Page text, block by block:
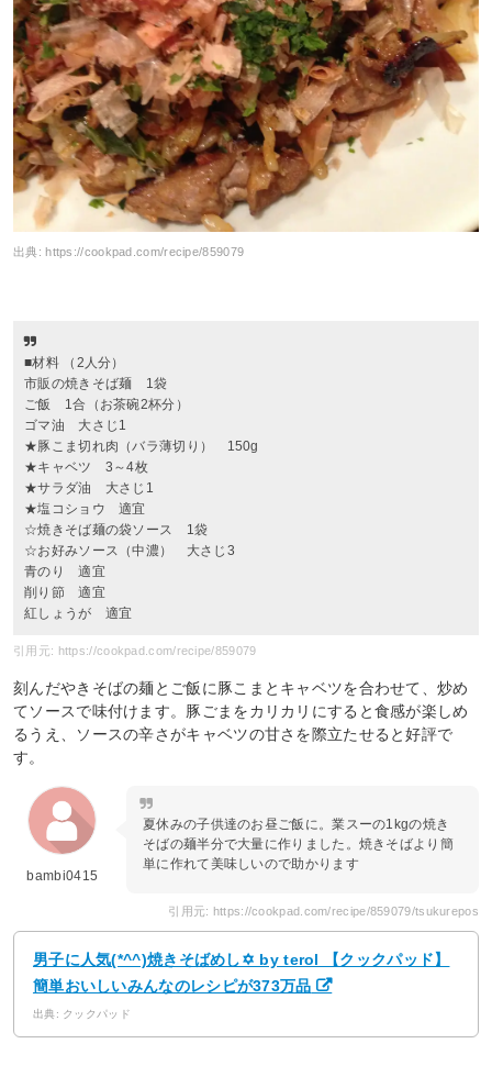
出典: https://cookpad.com/recipe/859079
■材料 （2人分）
市販の焼きそば麺 1袋
ご飯 1合（お茶碗2杯分）
ゴマ油 大さじ1
★豚こま切れ肉（バラ薄切り） 150g
★キャベツ 3～4枚
★サラダ油 大さじ1
★塩コショウ 適宜
☆焼きそば麺の袋ソース 1袋
☆お好みソース（中濃） 大さじ3
青のり 適宜
削り節 適宜
紅しょうが 適宜
引用元: https://cookpad.com/recipe/859079
刻んだやきそばの麺とご飯に豚こまとキャベツを合わせて、炒め
てソースで味付けます。豚ごまをカリカリにすると食感が楽しめ
るうえ、ソースの辛さがキャベツの甘さを際立たせると好評で
す。
bambi0415
夏休みの子供達のお昼ご飯に。業スーの1kgの焼き
そばの麺半分で大量に作りました。焼きそばより簡
単に作れて美味しいので助かります
引用元: https://cookpad.com/recipe/859079/tsukurepos
男子に人気(*^^)焼きそばめし✡ by terol 【クックパッド】
簡単おいしいみんなのレシピが373万品
出典: クックパッド